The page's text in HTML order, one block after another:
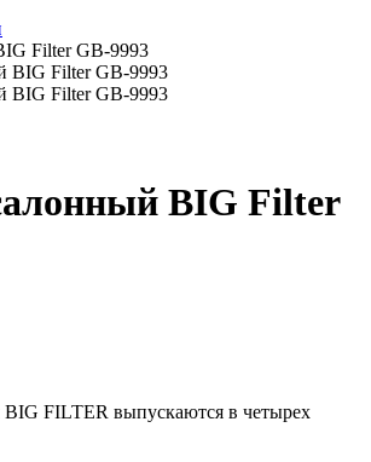
Filter GB-9993
BIG Filter
FILTER выпускаются в четырех